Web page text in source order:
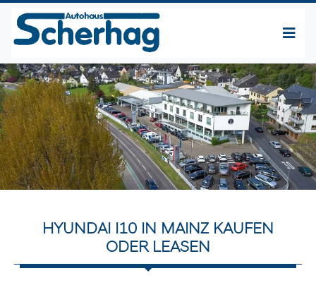
HYUNDAI I10 IN MAINZ KAUFEN
ODER LEASEN